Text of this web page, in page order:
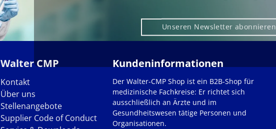
Unseren Newsletter abonnieren
Walter CMP
Kontakt
Über uns
Stellenangebote
Supplier Code of Conduct
Kundeninformationen
Der Walter-CMP Shop ist ein B2B-Shop für
medizinische Fachkreise: Er richtet sich
ausschließlich an Ärzte und im
Gesundheitswesen tätige Personen und
Organisationen.